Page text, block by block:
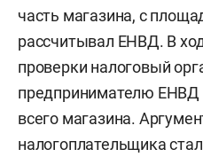
часть магазина, с
рассчитывал ЕНВД. В
проверки налоговый
предпринимателю ЕНВД
всего магазина.
налогоплательщика